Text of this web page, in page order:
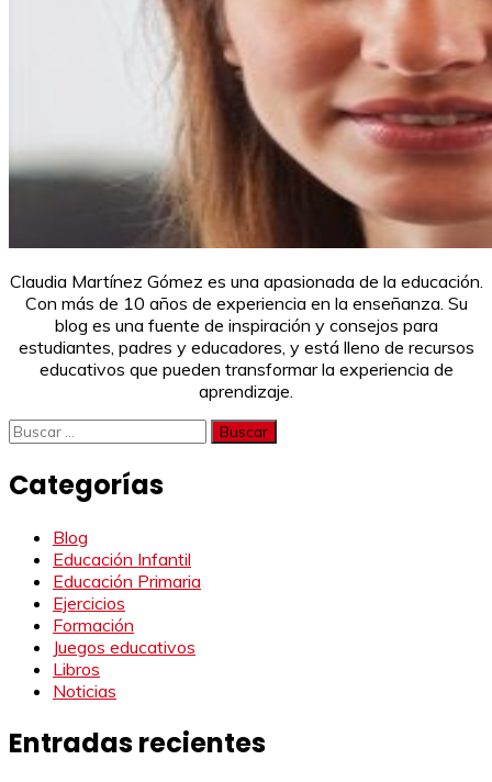
Claudia Martínez Gómez es una apasionada de la educación.
Con más de 10 años de experiencia en la enseñanza. Su
blog es una fuente de inspiración y consejos para
estudiantes, padres y educadores, y está lleno de recursos
educativos que pueden transformar la experiencia de
aprendizaje.
Buscar:
Categorías
Blog
Educación Infantil
Educación Primaria
Ejercicios
Formación
Juegos educativos
Libros
Noticias
Entradas recientes